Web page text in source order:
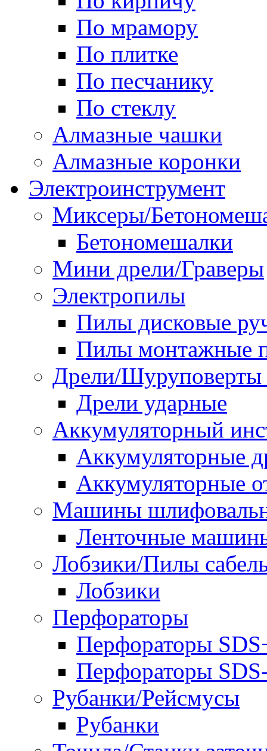
По мрамору
По плитке
По песчанику
По стеклу
Алмазные чашки
Алмазные коронки
Электроинструмент
Миксеры/
Бетономешалки
Мини дрели/Граверы
Электропилы
Пилы дисковые
Пилы монтажные
Дрели/Шуруповерты
Дрели ударные
Аккумуляторный
Аккумуляторные
Аккумуляторные
Машины
Ленточные
Лобзики/Пилы
Лобзики
Перфораторы
Перфораторы
Перфораторы
Рубанки/Рейсмусы
Рубанки